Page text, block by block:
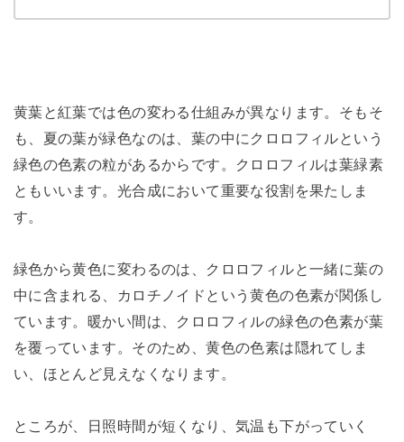
黄葉と紅葉では色の変わる仕組みが異なります。そもそ
も、夏の葉が緑色なのは、葉の中にクロロフィルという
緑色の色素の粒があるからです。クロロフィルは葉緑素
ともいいます。光合成において重要な役割を果たしま
す。
緑色から黄色に変わるのは、クロロフィルと一緒に葉の
中に含まれる、カロチノイドという黄色の色素が関係し
ています。暖かい間は、クロロフィルの緑色の色素が葉
を覆っています。そのため、黄色の色素は隠れてしま
い、ほとんど見えなくなります。
ところが、日照時間が短くなり、気温も下がっていく